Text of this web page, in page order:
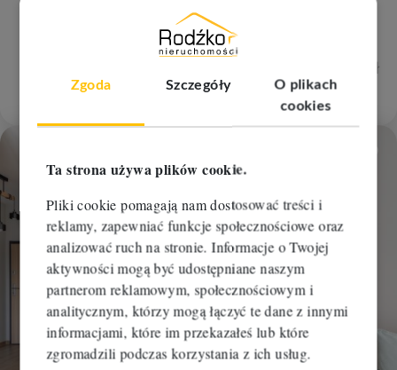
Zgoda Szczegóły
O plikach
cookies
Ta strona używa plików cookie.
Pliki cookie pomagają nam dostosować treści i
reklamy, zapewniać funkcje społecznościowe oraz
analizować ruch na stronie. Informacje o Twojej
aktywności mogą być udostępniane naszym
partnerom reklamowym, społecznościowym i
analitycznym, którzy mogą łączyć te dane z innymi
informacjami, które im przekazałeś lub które
zgromadzili podczas korzystania z ich usług.
Bydgoszcz, Fordon
48 m 38,84 zł/m
0 zł
RBM-MW-112286 1 850 zł
WYNAJĘTE